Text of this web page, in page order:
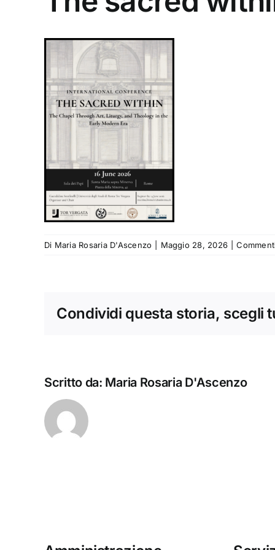
Di Maria Rosaria D'Ascenzo Maggio 28, 2026
Condividi questa storia, scegli
Scritto da: Maria Rosaria D'Ascenzo